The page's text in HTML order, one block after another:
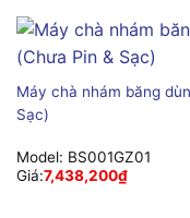
Máy chà nhám băng
Sạc)
Model: BS001GZ01
Giá:7,438,200₫